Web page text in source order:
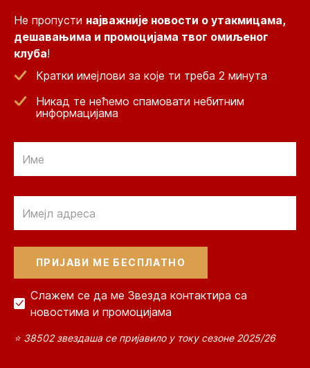
Не пропусти најважније новости о утакмицама,
дешавањима и промоцијама твог омиљеног
клуба!
Кратки имејлови за које ти треба 2 минута
Никад те нећемо спамовати небитним
информацијама
Слажем се да ме Звезда контактира са
новостима и промоцијама
⭐ 38502 звездаша се пријавило у току сезоне 2025/26